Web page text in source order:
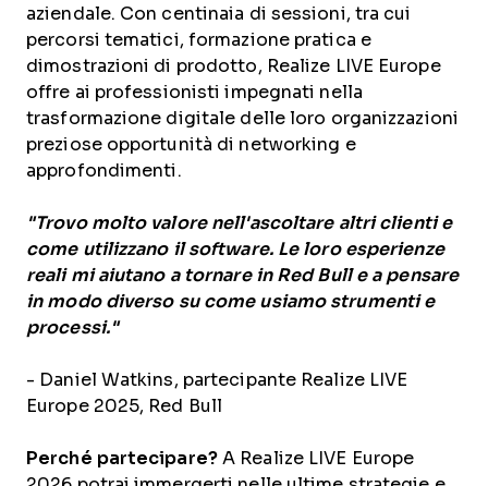
aziendale. Con centinaia di sessioni, tra cui
percorsi tematici, formazione pratica e
dimostrazioni di prodotto, Realize LIVE Europe
offre ai professionisti impegnati nella
trasformazione digitale delle loro organizzazioni
preziose opportunità di networking e
approfondimenti.
"Trovo molto valore nell'ascoltare altri clienti e
come utilizzano il software. Le loro esperienze
reali mi aiutano a tornare in Red Bull e a pensare
in modo diverso su come usiamo strumenti e
processi."
- Daniel Watkins, partecipante Realize LIVE
Europe 2025, Red Bull
Perché partecipare?A Realize LIVE Europe